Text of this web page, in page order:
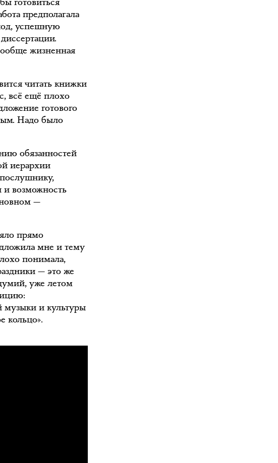
предполагала
успешную
жизненная
читать книжки
всё ещё плохо
готового
Надо было
обязанностей
иерархии
и возможность
—
прямо
мне и тему
понимала,
— это же
уже летом
музыки и культуры
кольцо».